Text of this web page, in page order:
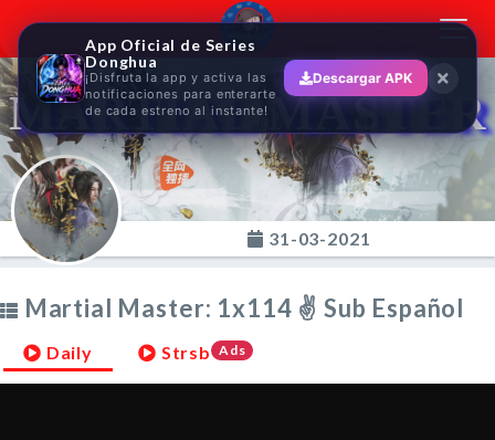
MARTIAL MASTER
31-03-2021
Martial Master: 1x114 ✌ Sub Español
Daily Strsb Ads
App Oficial de Series
Donghua
¡Disfruta la app y activa las
notificaciones para enterarte
de cada estreno al instante!
Descargar APK